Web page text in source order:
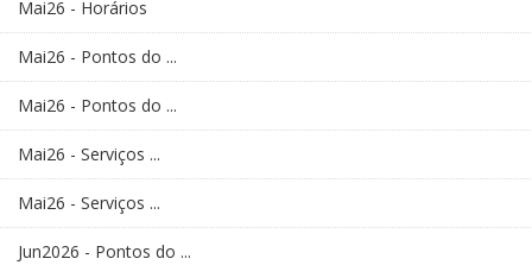
Mai26 - Horários
Mai26 - Pontos do ...
Mai26 - Pontos do ...
Mai26 - Serviços ...
Mai26 - Serviços ...
Jun2026 - Pontos do ...